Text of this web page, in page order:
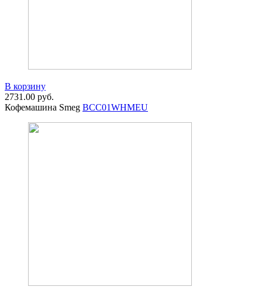
В корзину
2731.00 руб.
Кофемашина Smeg BCC01WHMEU